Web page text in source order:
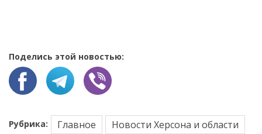
Поделись этой новостью:
Рубрика: Главное Новости Херсона и области